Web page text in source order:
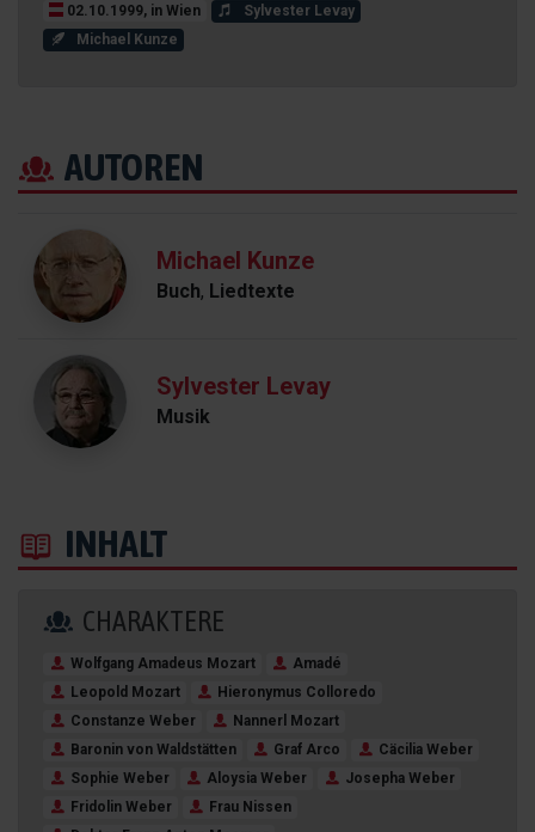
02.10.1999, in Wien
Sylvester Levay
Michael Kunze
AUTOREN
Michael Kunze
Buch, Liedtexte
Sylvester Levay
Musik
INHALT
CHARAKTERE
Wolfgang Amadeus Mozart
Amadé
Leopold Mozart
Hieronymus Colloredo
Constanze Weber
Nannerl Mozart
Baronin von Waldstätten
Graf Arco
Cäcilia Weber
Sophie Weber
Aloysia Weber
Josepha Weber
Fridolin Weber
Frau Nissen